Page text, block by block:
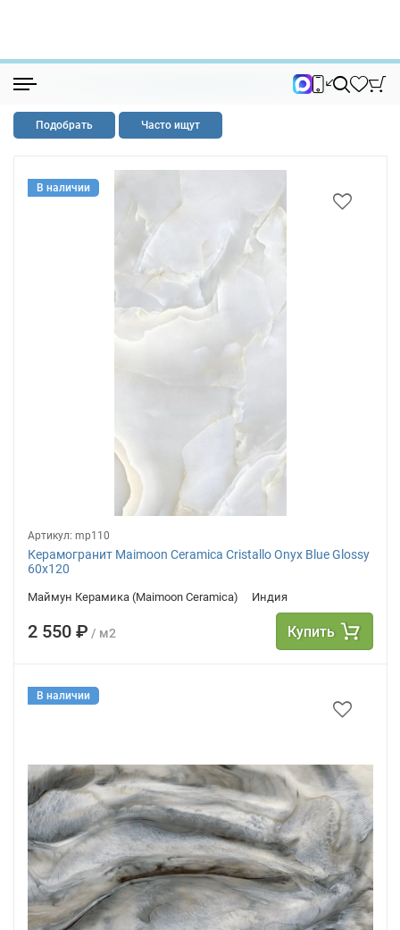
Керамогранит
Керамогранит голубой
Подобрать Часто ищут
В наличии
Артикул: mp110
Керамогранит Maimoon Ceramica Cristallo Onyx Blue Glossy
60х120
Маймун Керамика (Maimoon Ceramica) Индия
2 550 ₽ / м2 Купить
В наличии